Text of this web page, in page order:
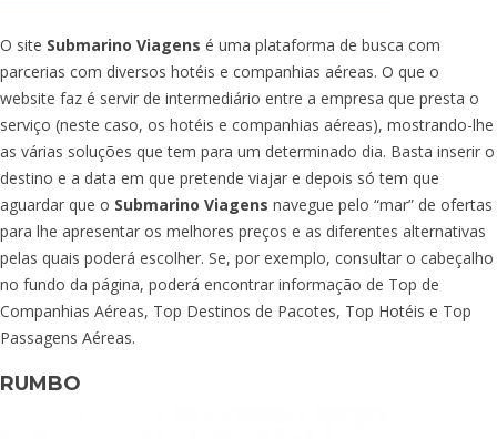
O site Submarino Viagens é uma plataforma de busca com
parcerias com diversos hotéis e companhias aéreas. O que o
website faz é servir de intermediário entre a empresa que presta o
serviço (neste caso, os hotéis e companhias aéreas), mostrando-lhe
as várias soluções que tem para um determinado dia. Basta inserir o
destino e a data em que pretende viajar e depois só tem que
aguardar que o Submarino Viagens navegue pelo “mar” de ofertas
para lhe apresentar os melhores preços e as diferentes alternativas
pelas quais poderá escolher. Se, por exemplo, consultar o cabeçalho
no fundo da página, poderá encontrar informação de Top de
Companhias Aéreas, Top Destinos de Pacotes, Top Hotéis e Top
Passagens Aéreas.
RUMBO